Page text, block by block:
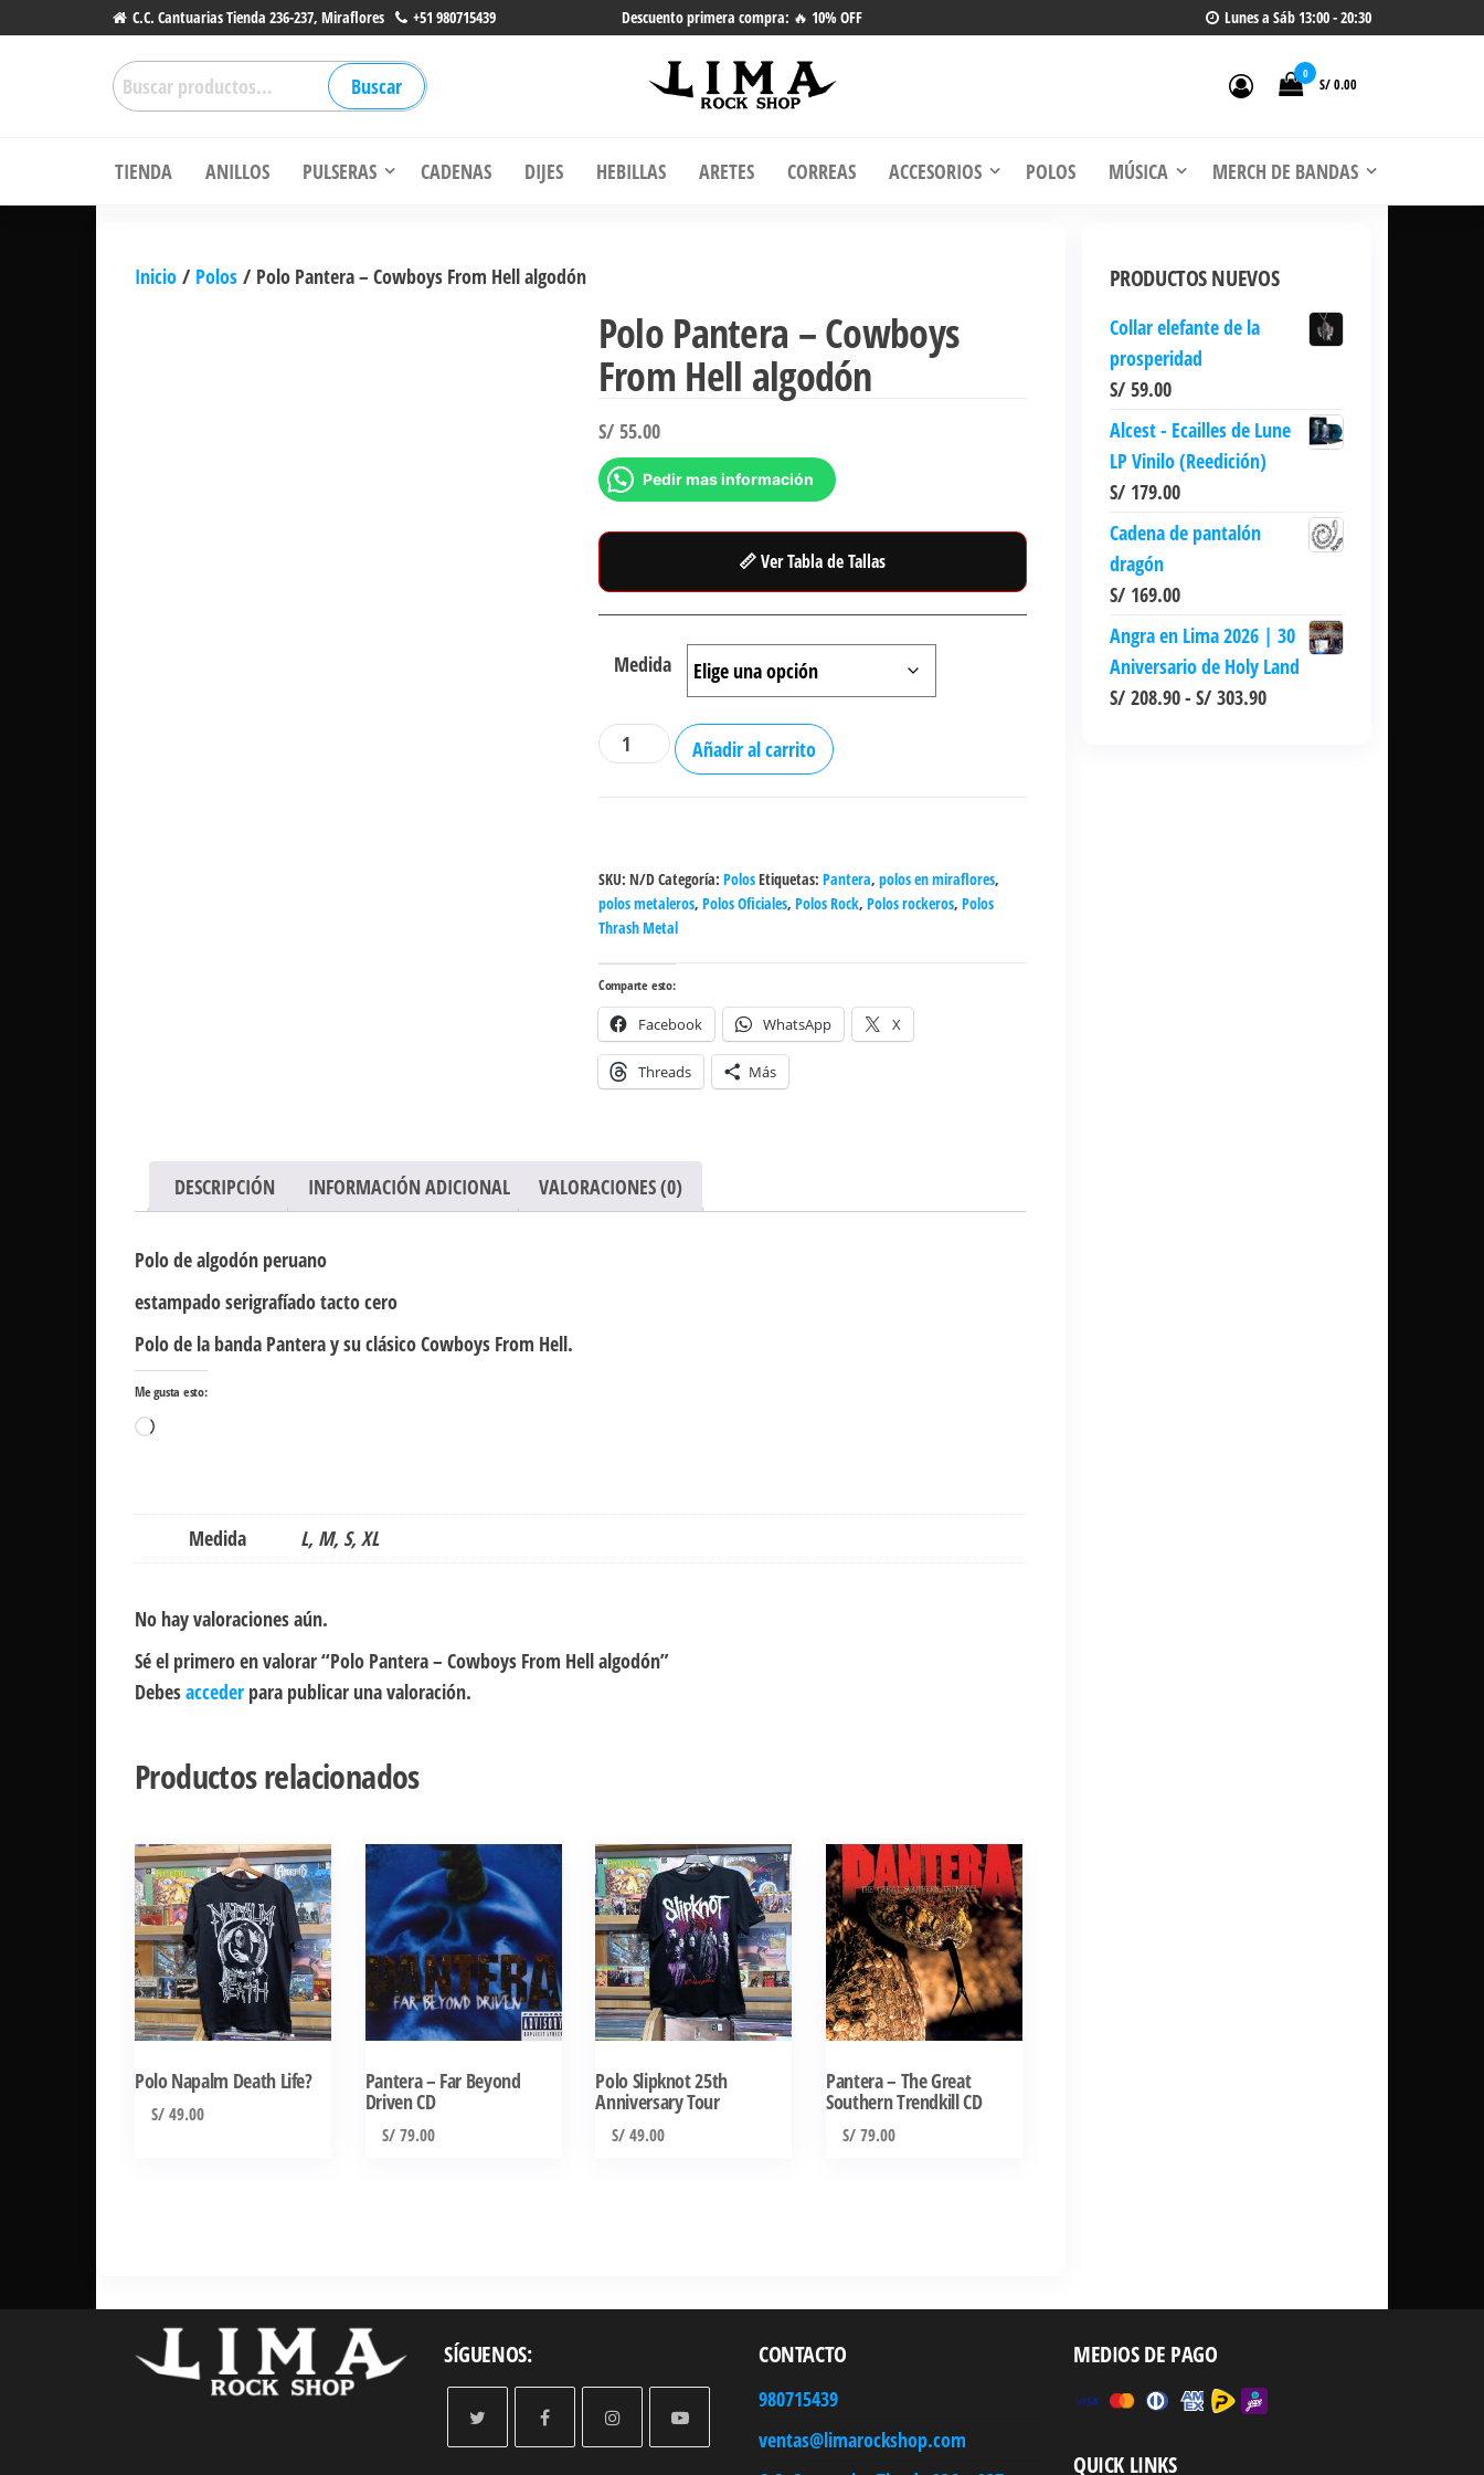
C.C. Cantuarias Tienda 236-237, Miraflores +51 980715439 Descuento primera compra: 🔥 10% OFF Lunes a Sáb 13:00 - 20:30
Buscar
por:
Buscar
y más.
0
S/ 0.00
TIENDA ANILLOS PULSERAS CADENAS DIJES HEBILLAS ARETES CORREAS ACCESORIOS POLOS MÚSICA MERCH DE BANDAS
Inicio / Polos / Polo Pantera – Cowboys From Hell algodón
Polo Pantera – Cowboys
From Hell algodón
S/55.00
Pedir mas información
📏 Ver Tabla de Tallas
Medida
Polo
Pantera
Hell
algodón
Añadir al carrito
SKU: N/DCategoría: PolosEtiquetas: Pantera, polos en miraflores,
polos metaleros, Polos Oficiales, Polos Rock, Polos rockeros, Polos
Thrash Metal
Comparte esto:
Facebook WhatsApp X
Threads Más
DESCRIPCIÓN INFORMACIÓN ADICIONAL VALORACIONES (0)
Polo de algodón peruano
estampado serigrafíado tacto cero
Polo de la banda Pantera y su clásico Cowboys From Hell.
Me gusta esto:
Cargando...
Medida L, M, S, XL
No hay valoraciones aún.
Sé el primero en valorar “Polo Pantera – Cowboys From Hell algodón”
Debesacceder para publicar una valoración.
Productos relacionados
Polo Napalm Death Life?
S/49.00
Este
producto
tiene
múltiples
variantes.
Las
opciones
se
pueden
Pantera – Far Beyond
Driven CD
S/79.00
Polo Slipknot 25th
Anniversary Tour
S/49.00
Este
producto
tiene
múltiples
variantes.
Las
opciones
se
pueden
elegir
Pantera – The Great
Southern Trendkill CD
S/79.00
PRODUCTOS NUEVOS
Collar elefante de la
prosperidad
S/59.00
Alcest - Ecailles de Lune
LP Vinilo (Reedición)
S/179.00
Cadena de pantalón
dragón
S/169.00
Angra en Lima 2026 | 30
Aniversario de Holy Land
S/208.90- S/303.90Rango
SÍGUENOS: CONTACTO
980715439
ventas@limarockshop.com
MEDIOS DE PAGO
QUICK LINKS